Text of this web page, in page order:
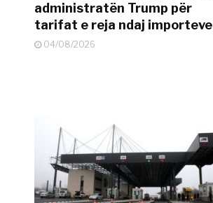
administratën Trump për
tarifat e reja ndaj importeve
04/08/2026